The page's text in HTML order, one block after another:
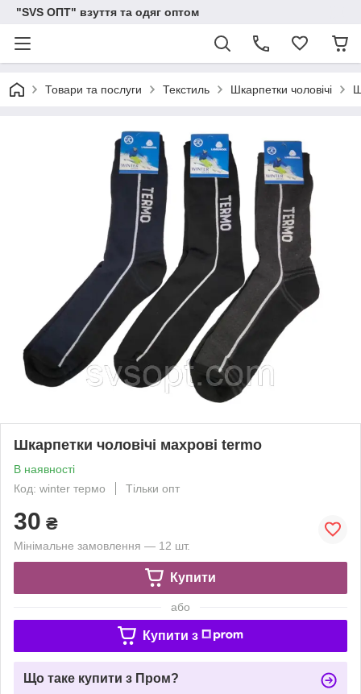
"SVS ОПТ" взуття та одяг оптом
Товари та послуги Текстиль Шкарпетки чоловічі
Шкарпетки чоловічі махрові termo
В наявності
Код: winter термо
Тільки опт
30 ₴
Мінімальне замовлення — 12 шт.
Купити
або
Купити з
Що таке купити з Пром?